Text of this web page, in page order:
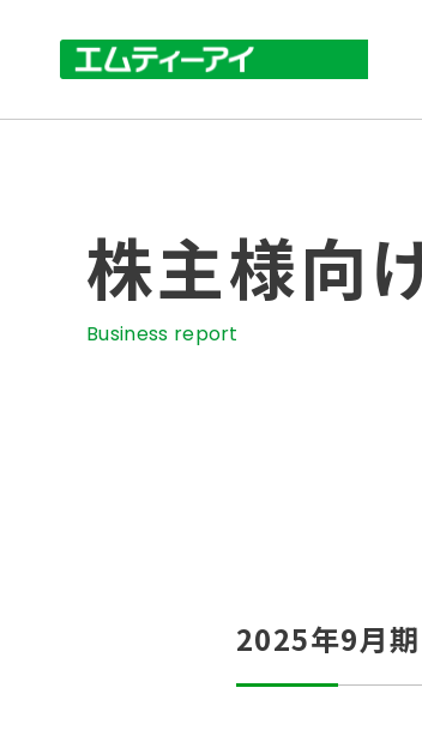
株主様向
Business report
2025年9月期